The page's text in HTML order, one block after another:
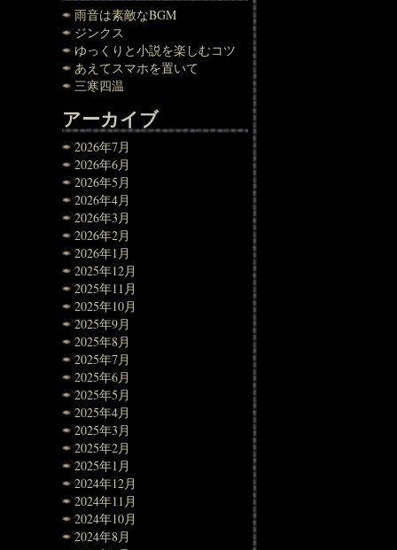
雨音は素敵なBGM
ジンクス
ゆっくりと小説を楽しむコツ
あえてスマホを置いて
三寒四温
アーカイブ
2026年7月
2026年6月
2026年5月
2026年4月
2026年3月
2026年2月
2026年1月
2025年12月
2025年11月
2025年10月
2025年9月
2025年8月
2025年7月
2025年6月
2025年5月
2025年4月
2025年3月
2025年2月
2025年1月
2024年12月
2024年11月
2024年10月
2024年8月